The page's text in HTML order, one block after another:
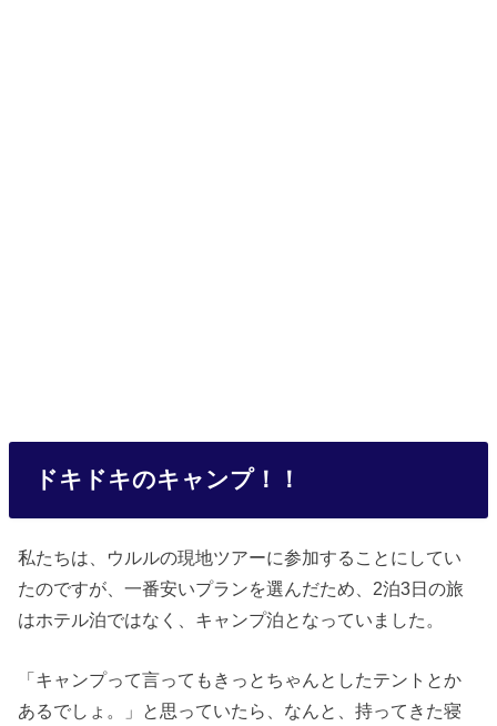
ドキドキのキャンプ！！
私たちは、ウルルの現地ツアーに参加することにしてい
たのですが、一番安いプランを選んだため、2泊3日の旅
はホテル泊ではなく、キャンプ泊となっていました。
「キャンプって言ってもきっとちゃんとしたテントとか
あるでしょ。」と思っていたら、なんと、持ってきた寝